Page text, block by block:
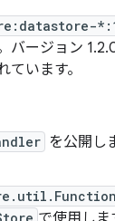
バージョン
ています。
を公開し